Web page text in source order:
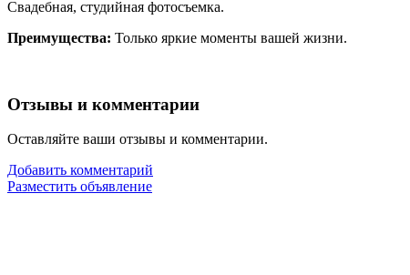
Свадебная, студийная фотосъемка.
Преимущества: Только яркие моменты вашей жизни.
Отзывы и комментарии
Оставляйте ваши отзывы и комментарии.
Добавить комментарий
Разместить объявление